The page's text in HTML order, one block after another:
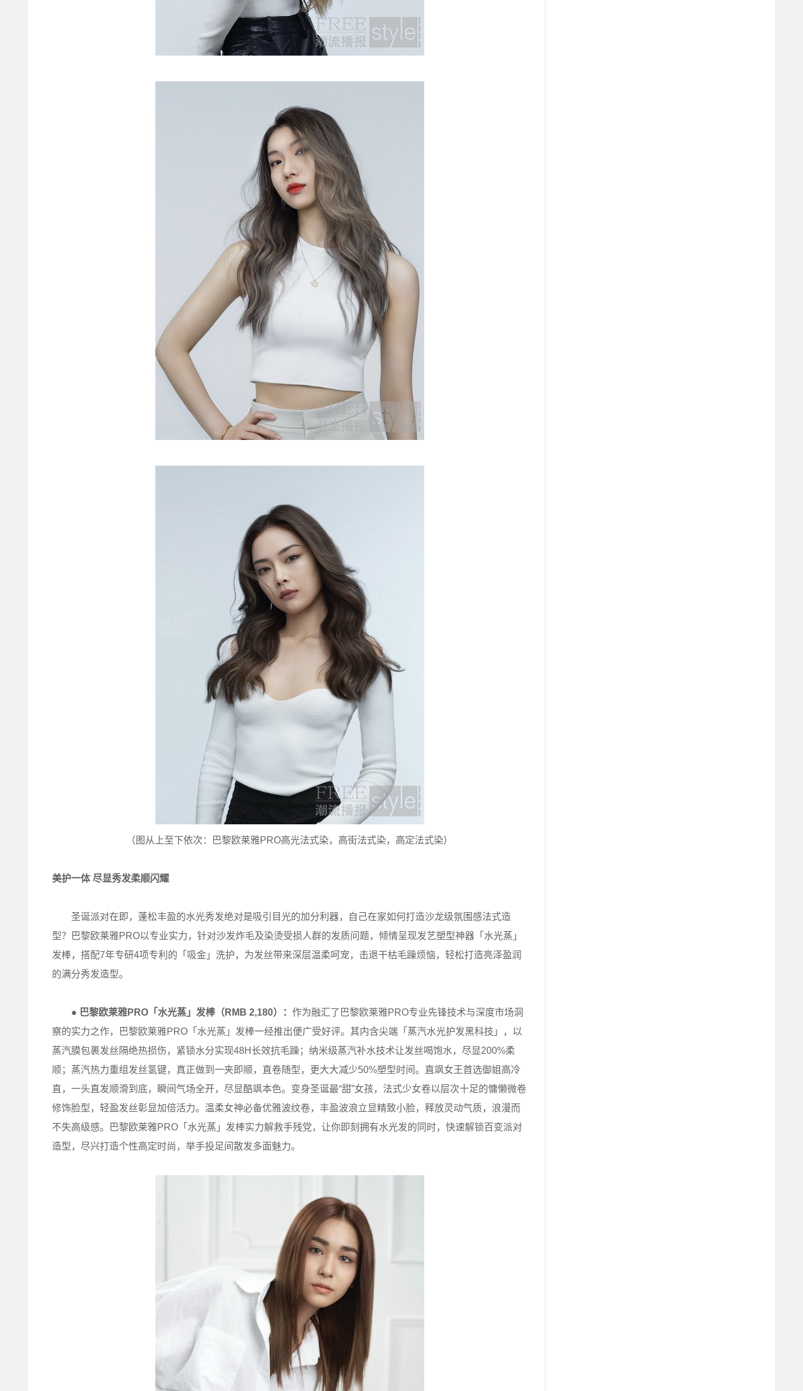
（图从上至下依次：巴黎欧莱雅PRO高光法式染，高街法式染，高定法式染）
美护一体 尽显秀发柔顺闪耀
圣诞派对在即，蓬松丰盈的水光秀发绝对是吸引目光的加分利器，自己在家如何打造沙龙级氛围感法式造
型？巴黎欧莱雅PRO以专业实力，针对沙发炸毛及染烫受损人群的发质问题，倾情呈现发艺塑型神器「水光蒸」
发棒，搭配7年专研4项专利的「吸金」洗护，为发丝带来深层温柔呵宠，击退干枯毛躁烦恼，轻松打造亮泽盈润
的满分秀发造型。
● 巴黎欧莱雅PRO「水光蒸」发棒（RMB 2,180）： 作为融汇了巴黎欧莱雅PRO专业先锋技术与深度市场洞
察的实力之作，巴黎欧莱雅PRO「水光蒸」发棒一经推出便广受好评。其内含尖端「蒸汽水光护发黑科技」，以
蒸汽膜包裹发丝隔绝热损伤，紧锁水分实现48H长效抗毛躁；纳米级蒸汽补水技术让发丝喝饱水，尽显200%柔
顺；蒸汽热力重组发丝氢键，真正做到一夹即顺，直卷随型，更大大减少50%塑型时间。直飒女王首选御姐高冷
直，一头直发顺滑到底，瞬间气场全开，尽显酷飒本色。变身圣诞最“甜”女孩，法式少女卷以层次十足的慵懒微卷
修饰脸型，轻盈发丝彰显加倍活力。温柔女神必备优雅波纹卷，丰盈波浪立显精致小脸，释放灵动气质，浪漫而
不失高级感。巴黎欧莱雅PRO「水光蒸」发棒实力解救手残党，让你即刻拥有水光发的同时，快速解锁百变派对
造型，尽兴打造个性高定时尚，举手投足间散发多面魅力。